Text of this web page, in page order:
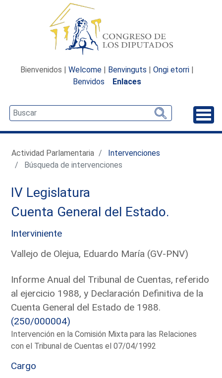
Bienvenidos | Welcome | Benvinguts | Ongi etorri |
Benvidos
Enlaces
Actividad Parlamentaria
Intervenciones
Búsqueda de intervenciones
IV Legislatura
Cuenta General del Estado.
Interviniente
Vallejo de Olejua, Eduardo María (GV-PNV)
Informe Anual del Tribunal de Cuentas, referido
al ejercicio 1988, y Declaración Definitiva de la
Cuenta General del Estado de 1988.
(250/000004)
Intervención en la Comisión Mixta para las Relaciones
con el Tribunal de Cuentas el 07/04/1992
Cargo